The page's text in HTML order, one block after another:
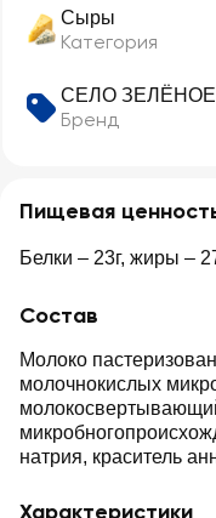
Сыры
Категория
СЕЛО ЗЕЛЁНОЕ
Бренд
Пищевая
Белки – 23г, жиры –
Состав
Молоко
молочнокислых
натрия, краситель
Характеристики